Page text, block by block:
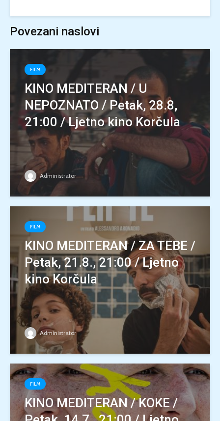
Povezani naslovi
FILM
KINO MEDITERAN / U
NEPOZNATO / Petak, 28.8,
21:00 / Ljetno kino Korčula
Administrator
FILM
KINO MEDITERAN / ZA TEBE /
Petak, 21.8., 21:00 / Ljetno
kino Korčula
Administrator
FILM
KINO MEDITERAN / KOKE /